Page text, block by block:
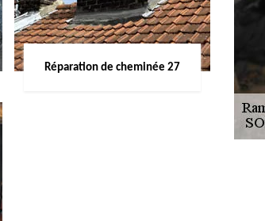
Réparation de cheminée 27